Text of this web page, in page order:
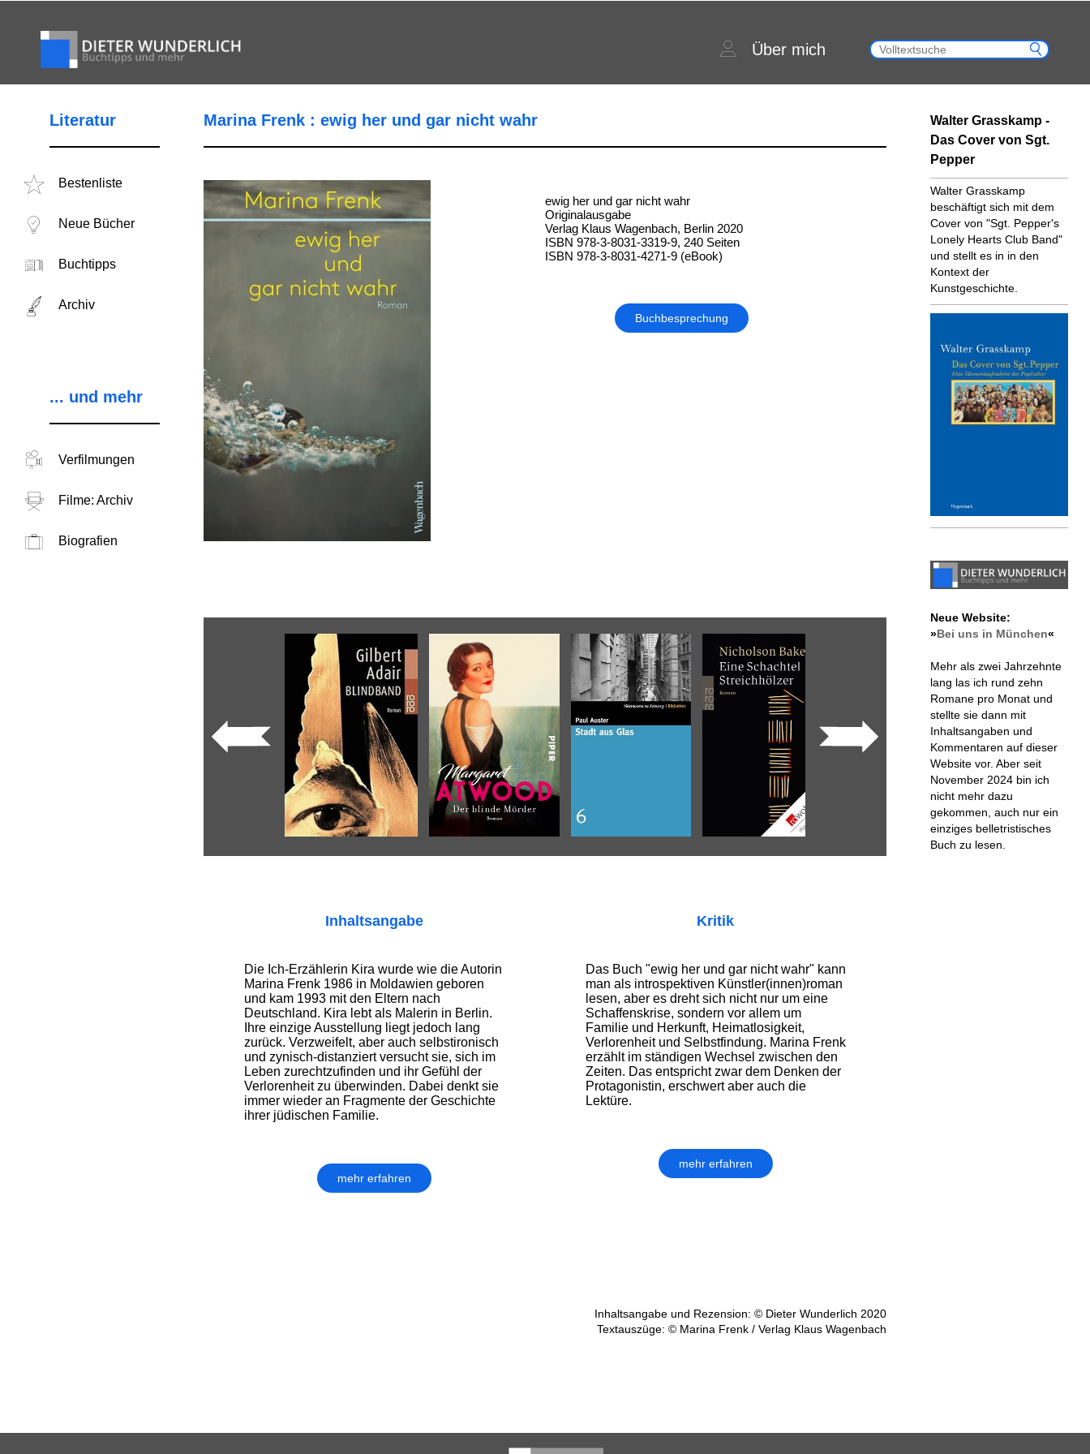
Über mich
Literatur
Bestenliste
Neue Bücher
Buchtipps
Archiv
... und mehr
Verfilmungen
Filme: Archiv
Biografien
Marina Frenk : ewig her und gar nicht wahr
ewig her und gar nicht wahr
Originalausgabe
Verlag Klaus Wagenbach, Berlin 2020
ISBN 978-3-8031-3319-9, 240 Seiten
ISBN 978-3-8031-4271-9 (eBook)
Buchbesprechung
Inhaltsangabe
Die Ich-Erzählerin Kira wurde wie die Autorin
Marina Frenk 1986 in Moldawien geboren
und kam 1993 mit den Eltern nach
Deutschland. Kira lebt als Malerin in Berlin.
Ihre einzige Ausstellung liegt jedoch lang
zurück. Verzweifelt, aber auch selbstironisch
und zynisch-distanziert versucht sie, sich im
Leben zurechtzufinden und ihr Gefühl der
Verlorenheit zu überwinden. Dabei denkt sie
immer wieder an Fragmente der Geschichte
ihrer jüdischen Familie.
mehr erfahren
Kritik
Das Buch "ewig her und gar nicht wahr" kann
man als introspektiven Künstler(innen)roman
lesen, aber es dreht sich nicht nur um eine
Schaffenskrise, sondern vor allem um
Familie und Herkunft, Heimatlosigkeit,
Verlorenheit und Selbstfindung. Marina Frenk
erzählt im ständigen Wechsel zwischen den
Zeiten. Das entspricht zwar dem Denken der
Protagonistin, erschwert aber auch die
Lektüre.
mehr erfahren
Inhaltsangabe und Rezension: © Dieter Wunderlich 2020
Textauszüge: © Marina Frenk / Verlag Klaus Wagenbach
Walter Grasskamp -
Das Cover von Sgt.
Pepper
Walter Grasskamp
beschäftigt sich mit dem
Cover von "Sgt. Pepper's
Lonely Hearts Club Band"
und stellt es in in den
Kontext der
Kunstgeschichte.
Neue Website:
»Bei uns in München«
Mehr als zwei Jahrzehnte
lang las ich rund zehn
Romane pro Monat und
stellte sie dann mit
Inhaltsangaben und
Kommentaren auf dieser
Website vor. Aber seit
November 2024 bin ich
nicht mehr dazu
gekommen, auch nur ein
einziges belletristisches
Buch zu lesen.